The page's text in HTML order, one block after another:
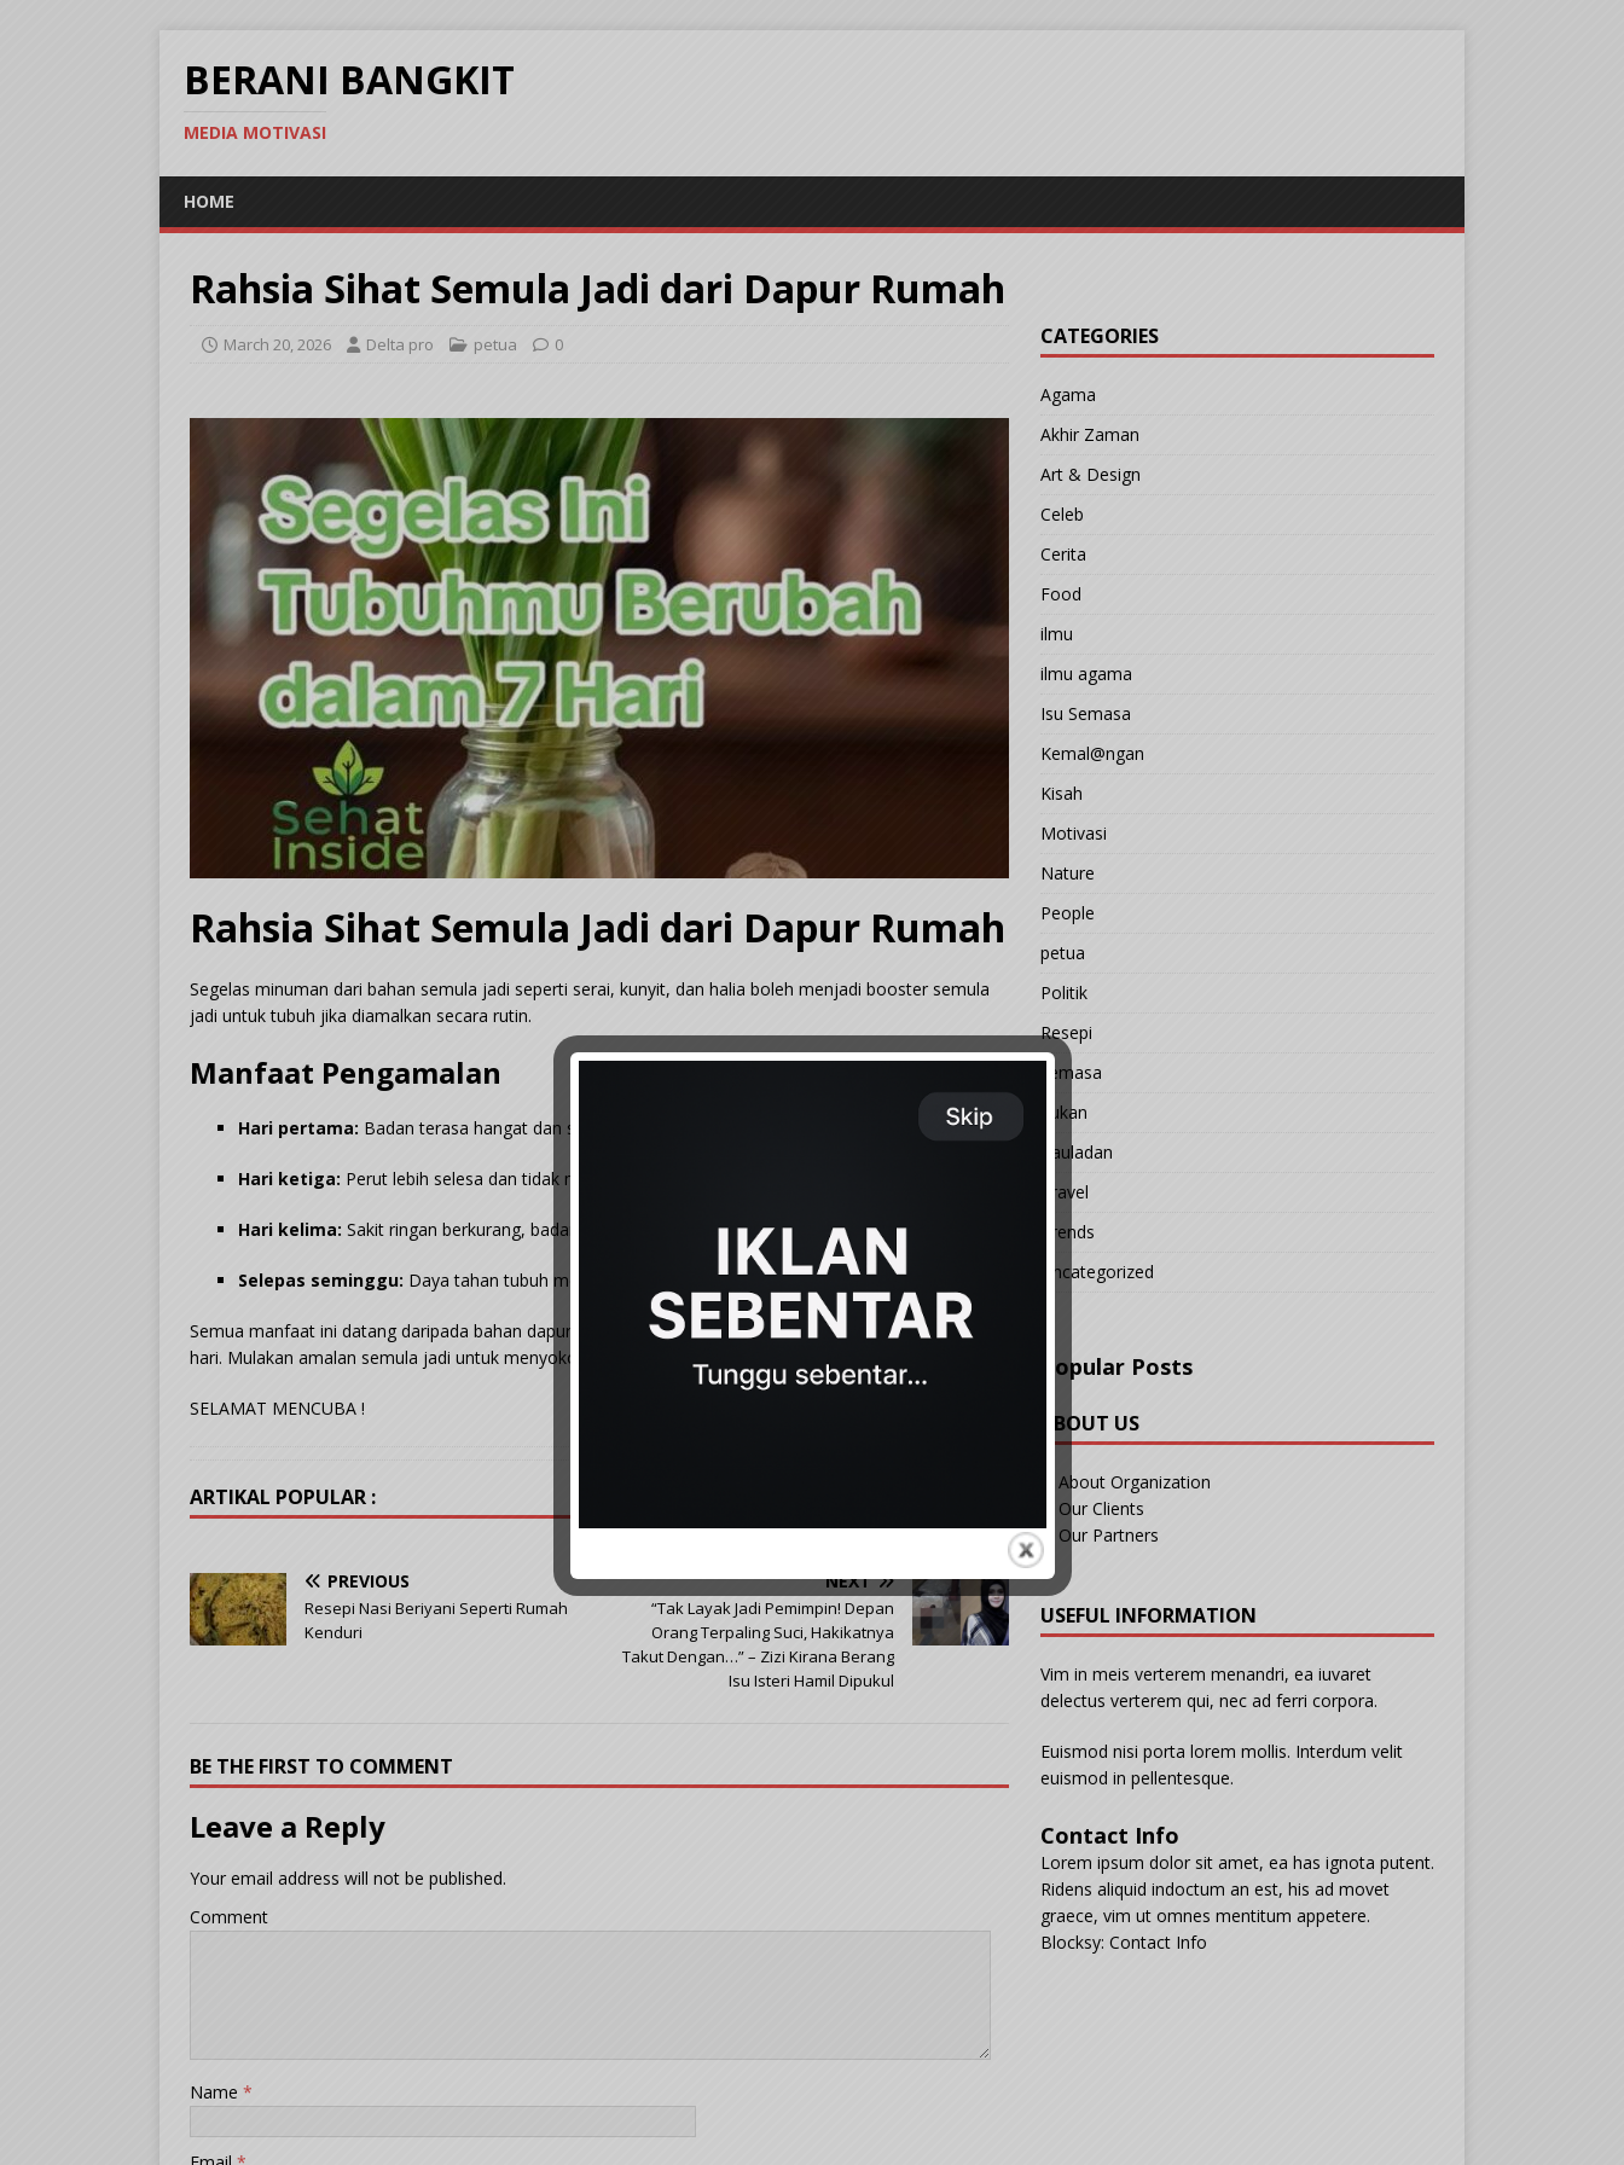
BERANI BANGKIT
MEDIA MOTIVASI
HOME
Rahsia Sihat Semula Jadi dari Dapur Rumah
March 20, 2026 Delta pro petua 0
Rahsia Sihat Semula Jadi dari Dapur Rumah
Segelas minuman dari bahan semula jadi seperti serai, kunyit, dan halia boleh menjadi booster semula
jadi untuk tubuh jika diamalkan secara rutin.
Manfaat Pengamalan
Hari pertama: Badan terasa hangat dan segar
Hari ketiga: Perut lebih selesa dan tidak mudah kembung
Hari kelima: Sakit ringan berkurang, badan terasa lebih ringan
Selepas seminggu: Daya tahan tubuh meningkat
Semua manfaat ini datang daripada bahan dapur yang mudah didapati dan selamat diamalkan setiap
hari. Mulakan amalan semula jadi untuk menyokong kesihatan tubuh dari sekarang.
SELAMAT MENCUBA !
ARTIKAL POPULAR :
PREVIOUS
Resepi Nasi Beriyani Seperti Rumah
Kenduri
NEXT
“Tak Layak Jadi Pemimpin! Depan
Orang Terpaling Suci, Hakikatnya
Takut Dengan…” – Zizi Kirana Berang
Isu Isteri Hamil Dipukul
BE THE FIRST TO COMMENT
Leave a Reply
Your email address will not be published.
Comment
Name *
CATEGORIES
Agama
Akhir Zaman
Art & Design
Celeb
Cerita
Food
ilmu
ilmu agama
Isu Semasa
Kemal@ngan
Kisah
Motivasi
Nature
People
petua
Politik
Resepi
semasa
Sukan
Tauladan
Travel
Trends
Uncategorized
Popular Posts
ABOUT US
About Organization
Our Clients
Our Partners
USEFUL INFORMATION
Vim in meis verterem menandri, ea iuvaret
delectus verterem qui, nec ad ferri corpora.
Euismod nisi porta lorem mollis. Interdum velit
euismod in pellentesque.
Contact Info
Lorem ipsum dolor sit amet, ea has ignota putent.
Ridens aliquid indoctum an est, his ad movet
graece, vim ut omnes mentitum appetere.
Blocksy: Contact Info